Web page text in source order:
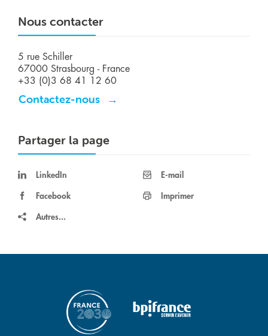
Nous contacter
5 rue Schiller
67000 Strasbourg - France
+33 (0)3 68 41 12 60
Contactez-nous
Partager la page
LinkedIn E-mail
Facebook Imprimer
Autres...